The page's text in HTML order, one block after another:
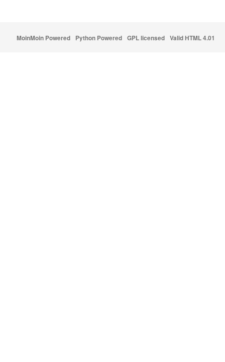
MoinMoin Powered Python Powered GPL licensed Valid HTML 4.01